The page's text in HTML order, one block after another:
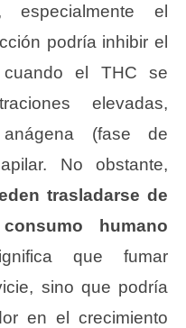
especialmente el
podría inhibir el
cuando el THC se
elevadas,
(fase de
No obstante,
trasladarse de
humano
que fumar
sino que podría
en el crecimiento